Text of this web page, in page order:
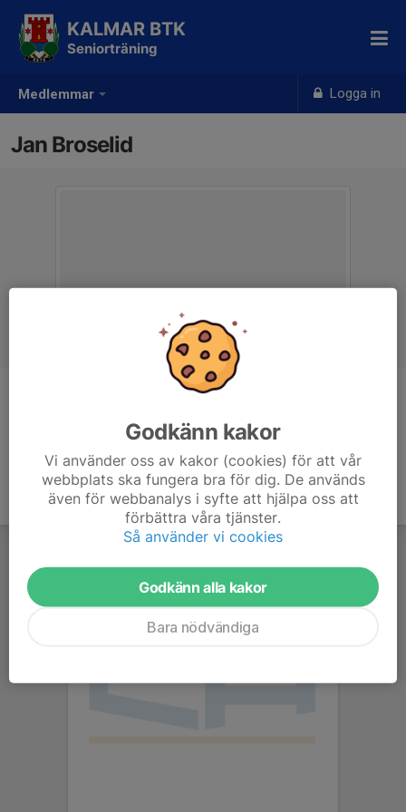
Medlemmar Logga in
KALMAR BTK
Seniorträning
Jan Broselid
Godkänn kakor
Vi använder oss av kakor (cookies) för att vår
webbplats ska fungera bra för dig. De används
även för webbanalys i syfte att hjälpa oss att
förbättra våra tjänster.
Så använder vi cookies
Godkänn alla kakor
Bara nödvändiga